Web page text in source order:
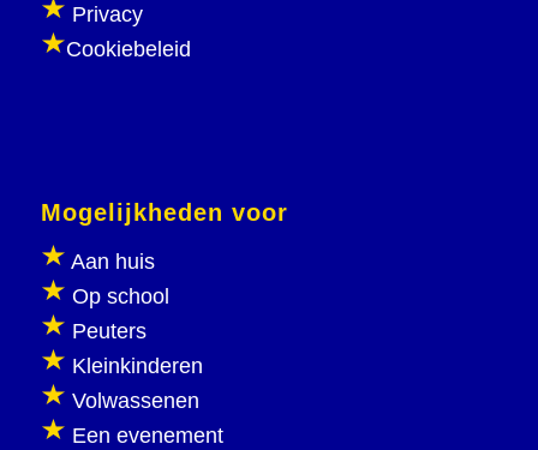
Privacy
Cookiebeleid
Mogelijkheden voor
Aan huis
Op school
Peuters
Kleinkinderen
Volwassenen
Een evenement